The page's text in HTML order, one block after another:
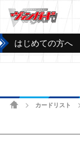
はじめての方へ
ホームカードリスト